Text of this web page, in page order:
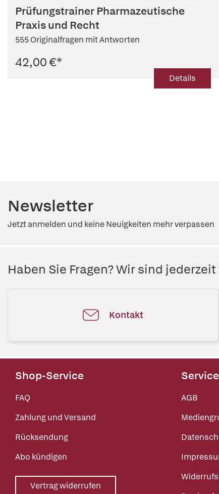
(Beitr.)
Prüfungstrainer Pharmazeutische
Praxis und Recht
555 Originalfragen mit Antworten
42,00 €*
Details
Newsletter
Jetzt anmelden und keine Neuigkeiten mehr verpassen
Haben Sie Fragen? Wir sind
Kontakt
Shop-Service
FAQ
Zahlung und Versand
Rücksendung
Abo kündigen
Vertrag widerrufen
Service
AGB